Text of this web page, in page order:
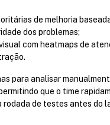
de melhoria
dos problemas;
com heatmaps de
para analisar
que o time
rodada de testes antes do